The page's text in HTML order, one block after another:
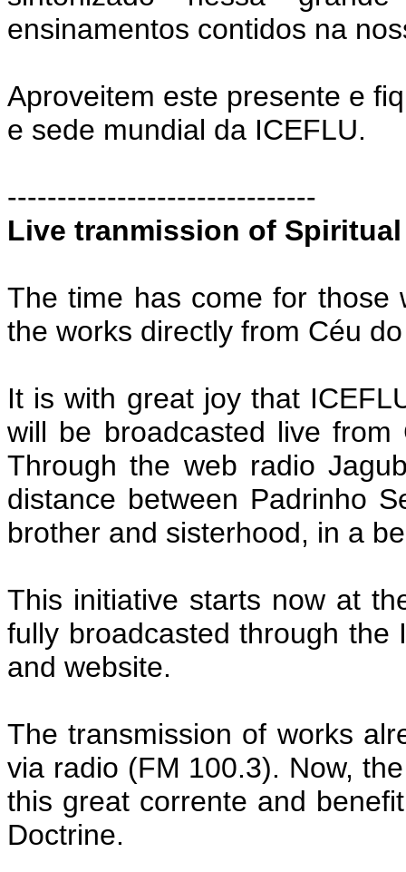
ensinamentos contidos na
Aproveitem este presente e
e sede mundial da ICEFLU.
-------------------------------
Live tranmission of
The time has come for those
the works directly from Céu
It is with great joy that
will be broadcasted live
Through the web radio
distance between Padrinho
brother and sisterhood, in a
This initiative starts now at
fully broadcasted through the
and website.
The transmission of works
via radio (FM 100.3). Now,
this great corrente and
Doctrine.